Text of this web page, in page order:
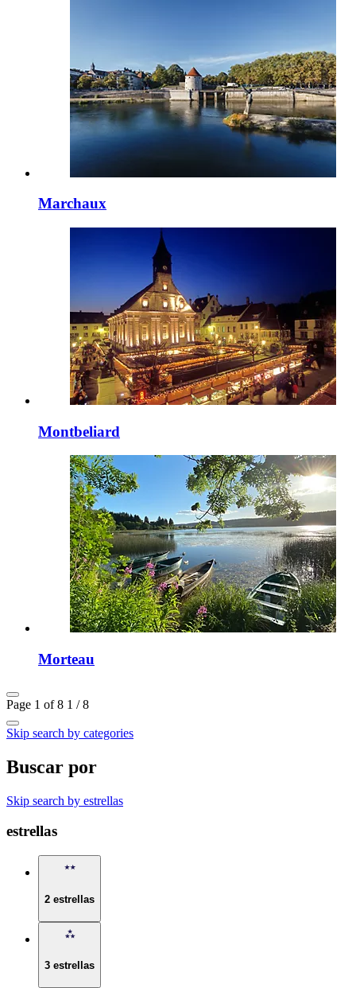
Marchaux
Montbeliard
Morteau
Page 1 of 8 1 / 8
Skip search by categories
Buscar por
Skip search by estrellas
estrellas
2 estrellas
3 estrellas